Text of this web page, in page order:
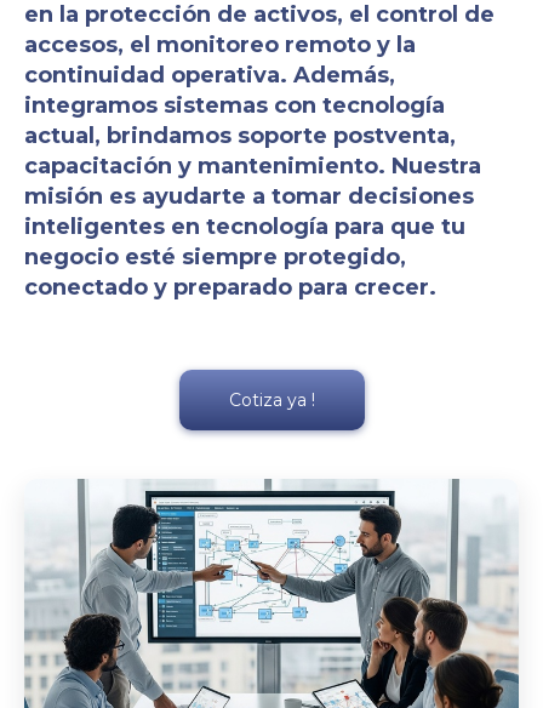
en la protección de activos, el control de
accesos, el monitoreo remoto y la
continuidad operativa. Además,
integramos sistemas con tecnología
actual, brindamos soporte postventa,
capacitación y mantenimiento. Nuestra
misión es ayudarte a tomar decisiones
inteligentes en tecnología para que tu
negocio esté siempre protegido,
Cotiza ya !